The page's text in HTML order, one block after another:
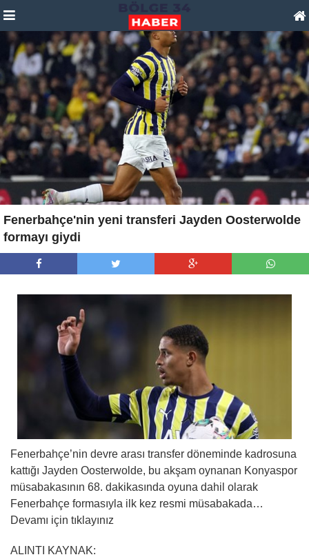
Fenerbahçe'nin yeni transferi Jayden Oosterwolde
formayı giydi
Fenerbahçe’nin devre arası transfer döneminde kadrosuna
kattığı Jayden Oosterwolde, bu akşam oynanan Konyaspor
müsabakasının 68. dakikasında oyuna dahil olarak
Fenerbahçe formasıyla ilk kez resmi müsabakada…
Devamı için tıklayınız
ALINTI KAYNAK: